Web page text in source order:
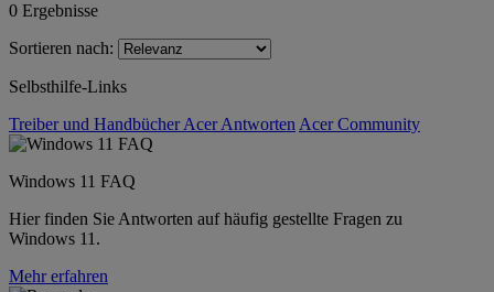
0 Ergebnisse
Sortieren nach:
Selbsthilfe-Links
Treiber und HandbücherAcer Antworten Acer Community
Windows 11 FAQ
Hier finden Sie Antworten auf häufig gestellte Fragen zu
Windows 11.
Mehr erfahren